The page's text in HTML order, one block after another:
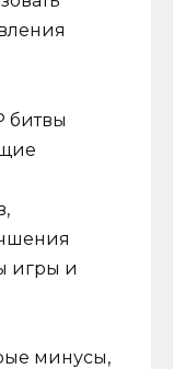
битвы
игры и
минусы,